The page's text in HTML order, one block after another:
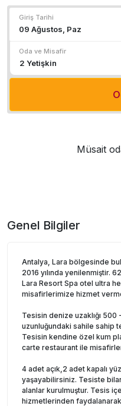
Giriş Tarihi
Oda ve Misafir
Müsait
Genel Bilgiler
Antalya, Lara bölgesinde
2016 yılında yenilenmiştir.
Lara Resort Spa otel ultra
misafirlerimize hizmet
Tesisin denize uzaklığı 500
uzunluğundaki sahile sahip
Tesisin kendine özel kum
carte restaurant ile
4 adet açık,2 adet kapalı
yaşayabilirsiniz. Tesiste
alanlar kurulmuştur. Tesis
hizmetlerinden